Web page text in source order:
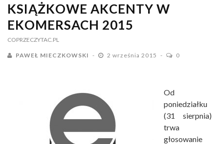
KSIĄŻKOWE AKCENTY W
EKOMERSACH 2015
COPRZECZYTAC.PL
PAWEŁ MIECZKOWSKI 2 września 2015 0
Od
poniedziałku
(31 sierpnia)
trwa
głosowanie